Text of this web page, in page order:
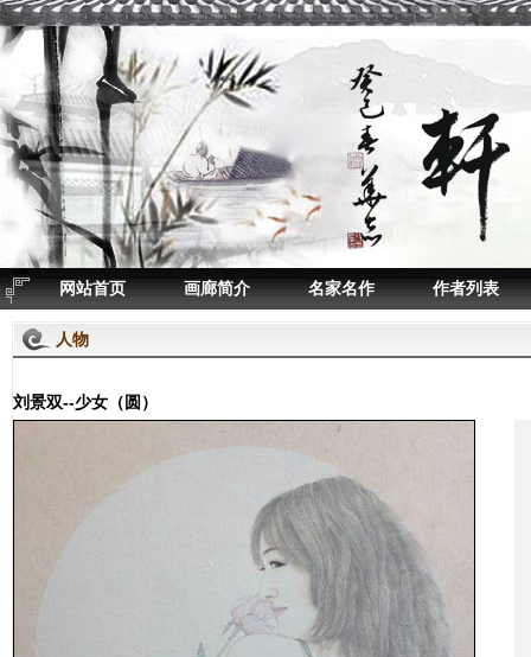
网站首页 画廊简介 名家名作 作者列表
人物
刘景双--少女（圆）